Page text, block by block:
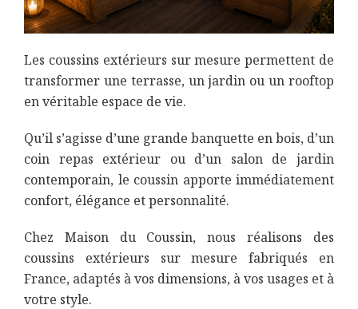
Les coussins extérieurs sur mesure permettent de
transformer une terrasse, un jardin ou un rooftop
en véritable espace de vie.
Qu’il s’agisse d’une grande banquette en bois, d’un
coin repas extérieur ou d’un salon de jardin
contemporain, le coussin apporte immédiatement
confort, élégance et personnalité.
Chez Maison du Coussin, nous réalisons des
coussins extérieurs sur mesure fabriqués en
France, adaptés à vos dimensions, à vos usages et à
votre style.